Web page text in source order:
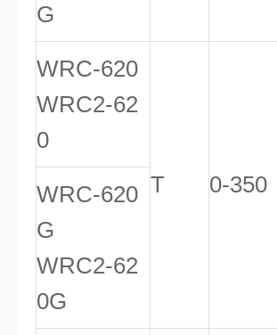
G
WRC-620
WRC2-62
0
T
0-350
WRC-620
G
WRC2-62
0G